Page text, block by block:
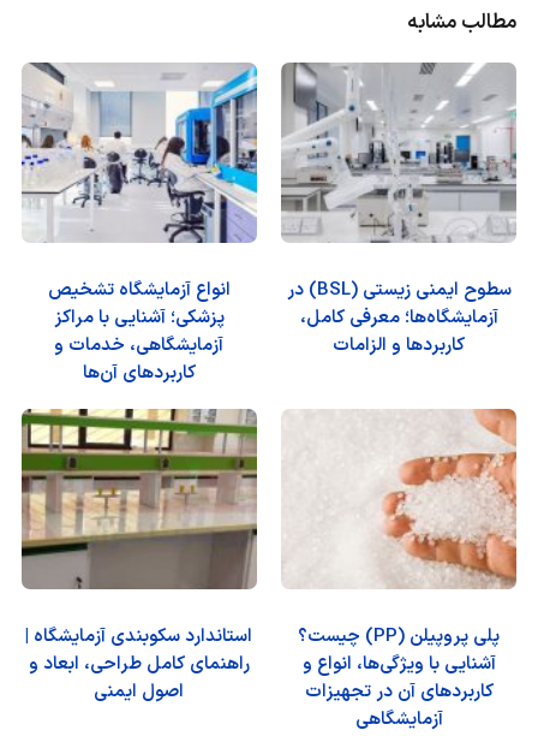
مطالب مشابه
سطوح ایمنی زیستی (BSL) در
آزمایشگاه‌ها؛ معرفی کامل،
کاربردها و الزامات
انواع آزمایشگاه تشخیص
پزشکی؛ آشنایی با مراکز
آزمایشگاهی، خدمات و
کاربردهای آن‌ها
پلی پروپیلن (PP) چیست؟
آشنایی با ویژگی‌ها، انواع و
کاربردهای آن در تجهیزات
آزمایشگاهی
استاندارد سکوبندی آزمایشگاه |
راهنمای کامل طراحی، ابعاد و
اصول ایمنی